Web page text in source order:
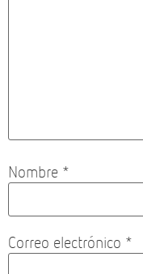
Nombre *
Correo electrónico *